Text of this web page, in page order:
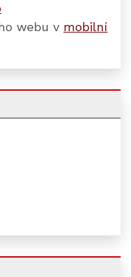
webu v mobilní